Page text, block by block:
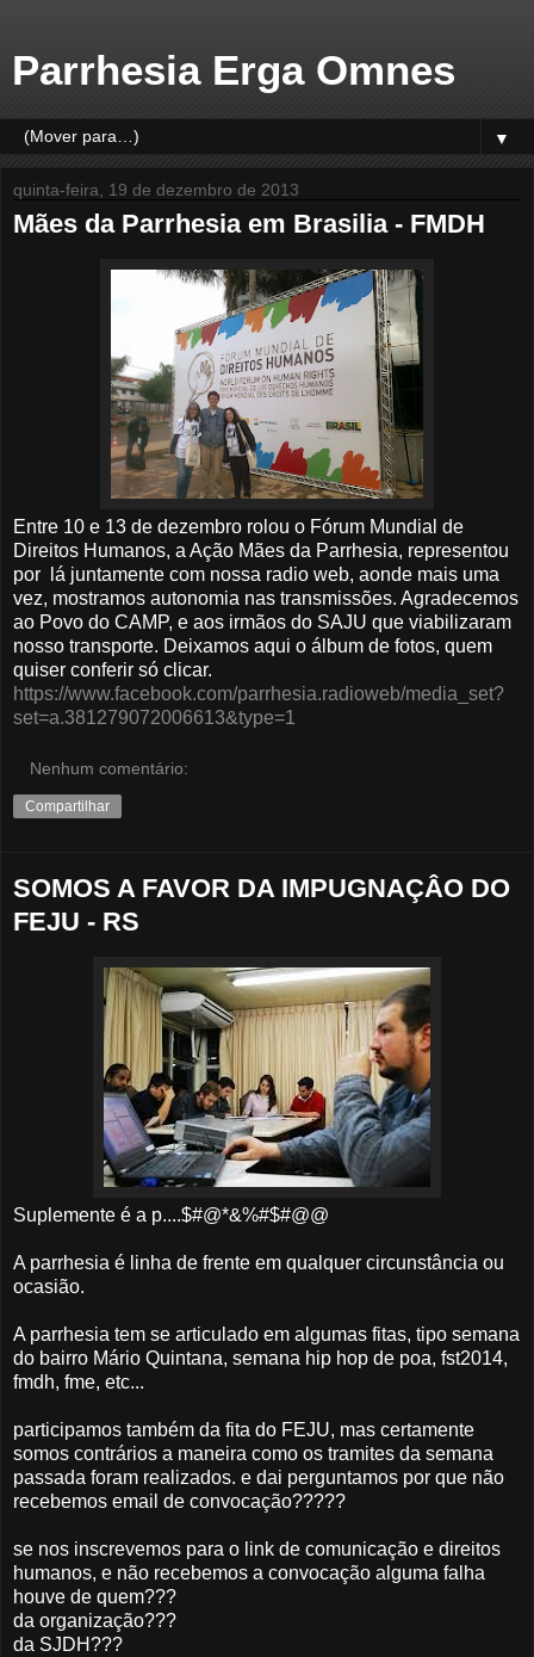
Parrhesia Erga Omnes
▼
quinta-feira, 19 de dezembro de 2013
Mães da Parrhesia em Brasilia - FMDH
Entre 10 e 13 de dezembro rolou o Fórum Mundial de
Direitos Humanos, a Ação Mães da Parrhesia, representou
por lá juntamente com nossa radio web, aonde mais uma
vez, mostramos autonomia nas transmissões. Agradecemos
ao Povo do CAMP, e aos irmãos do SAJU que viabilizaram
nosso transporte. Deixamos aqui o álbum de fotos, quem
quiser conferir só clicar.
https://www.facebook.com/parrhesia.radioweb/media_set?
set=a.381279072006613&type=1
Nenhum comentário:
Compartilhar
SOMOS A FAVOR DA IMPUGNAÇÂO DO
FEJU - RS
Suplemente é a p....$#@*&%#$#@@
A parrhesia é linha de frente em qualquer circunstância ou
ocasião.
A parrhesia tem se articulado em algumas fitas, tipo semana
do bairro Mário Quintana, semana hip hop de poa, fst2014,
fmdh, fme, etc...
participamos também da fita do FEJU, mas certamente
somos contrários a maneira como os tramites da semana
passada foram realizados. e dai perguntamos por que não
recebemos email de convocação?????
se nos inscrevemos para o link de comunicação e direitos
humanos, e não recebemos a convocação alguma falha
houve de quem???
da organização???
da SJDH???